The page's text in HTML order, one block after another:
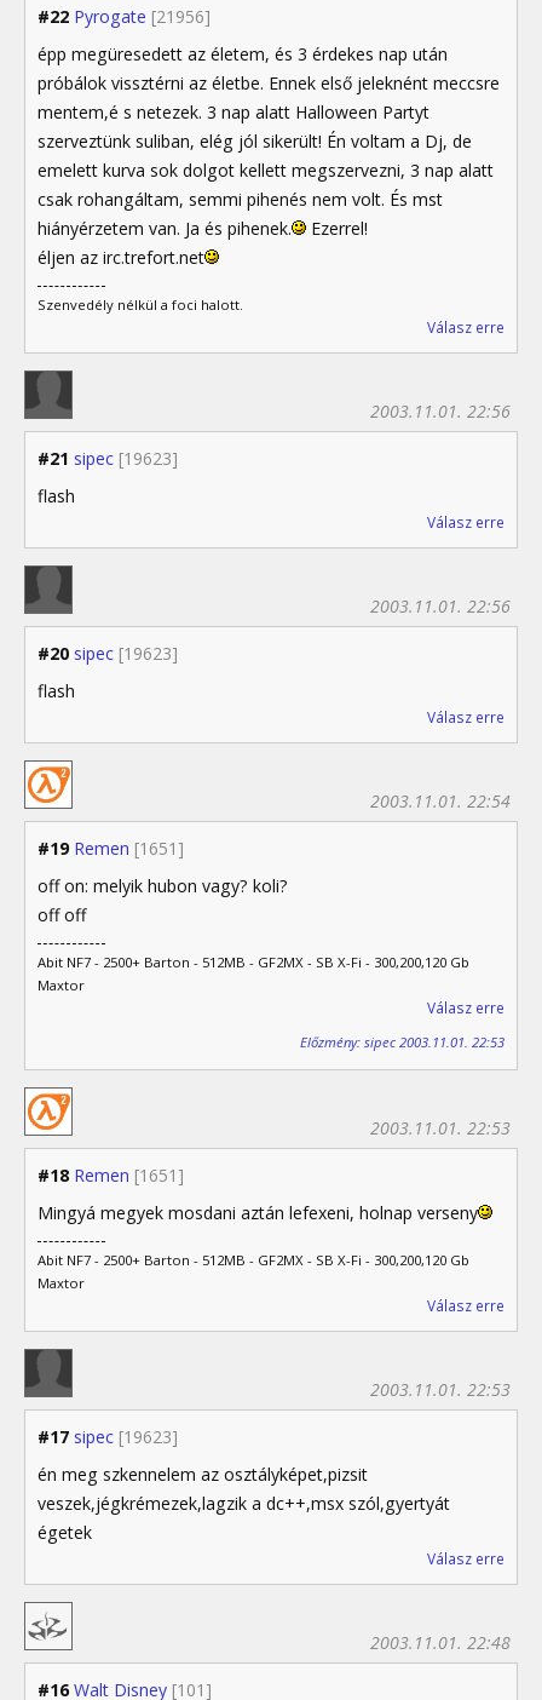
#22 Pyrogate [21956]
épp megüresedett az életem, és 3 érdekes nap után
próbálok vissztérni az életbe. Ennek első jeleknént meccsre
mentem,é s netezek. 3 nap alatt Halloween Partyt
szerveztünk suliban, elég jól sikerült! Én voltam a Dj, de
emelett kurva sok dolgot kellett megszervezni, 3 nap alatt
csak rohangáltam, semmi pihenés nem volt. És mst
hiányérzetem van. Ja és pihenek.
Ezerrel!
éljen az irc.trefort.net
Szenvedély nélkül a foci halott.
Válasz erre
#21 sipec [19623]
2003.11.01. 22:56
flash
Válasz erre
#20 sipec [19623]
2003.11.01. 22:56
flash
Válasz erre
#19 Remen [1651]
2003.11.01. 22:54
off on: melyik hubon vagy? koli?
off off
Abit NF7 - 2500+ Barton - 512MB - GF2MX - SB X-Fi - 300,200,120 Gb
Maxtor
Válasz erre
Előzmény: sipec 2003.11.01. 22:53
#18 Remen [1651]
2003.11.01. 22:53
Mingyá megyek mosdani aztán lefexeni, holnap verseny
Abit NF7 - 2500+ Barton - 512MB - GF2MX - SB X-Fi - 300,200,120 Gb
Maxtor
Válasz erre
#17 sipec [19623]
2003.11.01. 22:53
én meg szkennelem az osztályképet,pizsit
veszek,jégkrémezek,lagzik a dc++,msx szól,gyertyát
égetek
Válasz erre
#16 Walt Disney [101]
2003.11.01. 22:48